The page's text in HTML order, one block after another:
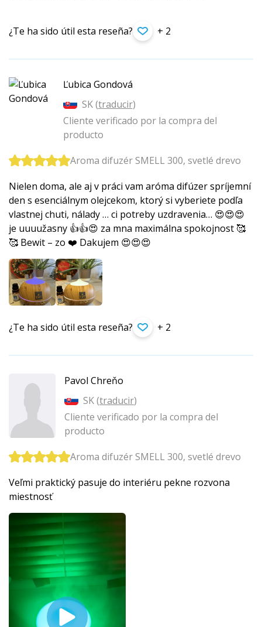
¿Te ha sido útil esta reseña? + 2
Ľubica Gondová
SK (traducir)
Cliente verificado por la compra del
producto
Aroma difuzér SMELL 300, svetlé drevo
Nielen doma, ale aj v práci vam aróma difúzer spríjemní
den s esenciálnym olejcekom, ktorý si vyberiete podľa
vlastnej chuti, nálady … ci potreby uzdravenia… 😍😍😍
je uuuužasny 👍👍😍 za mna maximálna spokojnost 🥰
🥰 Bewit – zo ❤️ Dakujem 😍😍😍
¿Te ha sido útil esta reseña? + 2
Pavol Chreňo
SK (traducir)
Cliente verificado por la compra del
producto
Aroma difuzér SMELL 300, svetlé drevo
Veľmi praktický pasuje do interiéru pekne rozvona
miestnosť